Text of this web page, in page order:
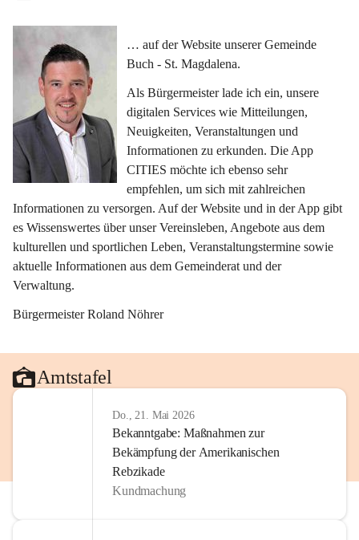
… auf der Website unserer Gemeinde
Buch - St. Magdalena.
Als Bürgermeister lade ich ein, unsere
digitalen Services wie Mitteilungen,
Neuigkeiten, Veranstaltungen und
Informationen zu erkunden. Die App
CITIES möchte ich ebenso sehr
empfehlen, um sich mit zahlreichen
Informationen zu versorgen. Auf der Website und in der App gibt
es Wissenswertes über unser Vereinsleben, Angebote aus dem
kulturellen und sportlichen Leben, Veranstaltungstermine sowie
aktuelle Informationen aus dem Gemeinderat und der
Verwaltung.
Bürgermeister Roland Nöhrer
Amtstafel
Do., 21. Mai 2026
Bekanntgabe: Maßnahmen zur
Bekämpfung der Amerikanischen
Rebzikade
Kundmachung